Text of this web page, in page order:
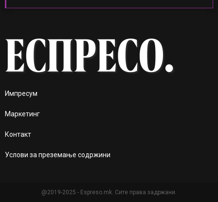
Импресум
Маркетинг
Контакт
Услови за преземање содржини
@2019-2025 - Espreso.mk. Сите права задржани.